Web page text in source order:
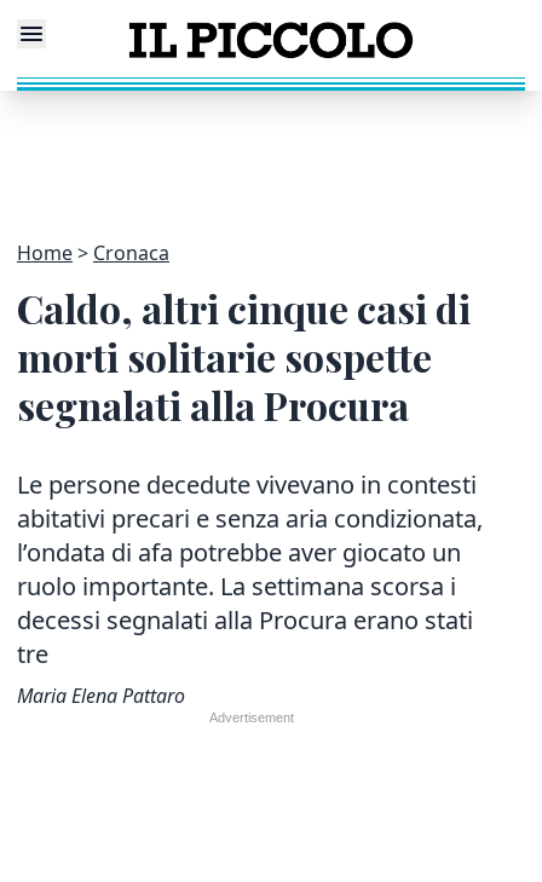
Home Cronaca
Caldo, altri cinque casi di
morti solitarie sospette
segnalati alla Procura
Le persone decedute vivevano in contesti
abitativi precari e senza aria condizionata,
l’ondata di afa potrebbe aver giocato un
ruolo importante. La settimana scorsa i
decessi segnalati alla Procura erano stati
tre
Maria Elena Pattaro